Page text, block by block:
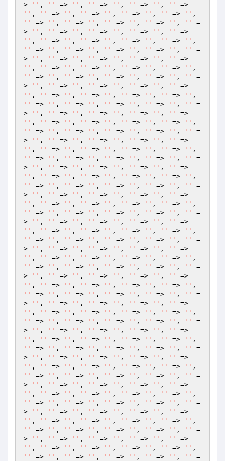
>
'' , '' => '' , '' => '' , '' => '' , ''
'' , '' => '' , '' => '' , '' => '' , '' => ''
''
=> '' , '' => '' , '' => '' , '' => '' , ''
=
>
'' , '' => '' , '' => '' , '' => '' , ''
'' , '' => '' , '' => '' , '' => '' , '' => ''
''
=> '' , '' => '' , '' => '' , '' => '' , ''
=
>
'' , '' => '' , '' => '' , '' => '' , ''
'' , '' => '' , '' => '' , '' => '' , '' => ''
''
=> '' , '' => '' , '' => '' , '' => '' , ''
=
>
'' , '' => '' , '' => '' , '' => '' , ''
'' , '' => '' , '' => '' , '' => '' , '' => ''
''
=> '' , '' => '' , '' => '' , '' => '' , ''
=
>
'' , '' => '' , '' => '' , '' => '' , ''
'' , '' => '' , '' => '' , '' => '' , '' => ''
''
=> '' , '' => '' , '' => '' , '' => '' , ''
=
>
'' , '' => '' , '' => '' , '' => '' , ''
'' , '' => '' , '' => '' , '' => '' , '' => ''
''
=> '' , '' => '' , '' => '' , '' => '' , ''
=
>
'' , '' => '' , '' => '' , '' => '' , ''
'' , '' => '' , '' => '' , '' => '' , '' => ''
''
=> '' , '' => '' , '' => '' , '' => '' , ''
=
>
'' , '' => '' , '' => '' , '' => '' , ''
'' , '' => '' , '' => '' , '' => '' , '' => ''
''
=> '' , '' => '' , '' => '' , '' => '' , ''
=
>
'' , '' => '' , '' => '' , '' => '' , ''
'' , '' => '' , '' => '' , '' => '' , '' => ''
''
=> '' , '' => '' , '' => '' , '' => '' , ''
=
>
'' , '' => '' , '' => '' , '' => '' , ''
'' , '' => '' , '' => '' , '' => '' , '' => ''
''
=> '' , '' => '' , '' => '' , '' => '' , ''
=
>
'' , '' => '' , '' => '' , '' => '' , ''
'' , '' => '' , '' => '' , '' => '' , '' => ''
''
=> '' , '' => '' , '' => '' , '' => '' , ''
=
>
'' , '' => '' , '' => '' , '' => '' , ''
'' , '' => '' , '' => '' , '' => '' , '' => ''
''
=> '' , '' => '' , '' => '' , '' => '' , ''
=
>
'' , '' => '' , '' => '' , '' => '' , ''
'' , '' => '' , '' => '' , '' => '' , '' => ''
''
=> '' , '' => '' , '' => '' , '' => '' , ''
=
>
'' , '' => '' , '' => '' , '' => '' , ''
'' , '' => '' , '' => '' , '' => '' , '' => ''
''
=> '' , '' => '' , '' => '' , '' => '' , ''
=
>
'' , '' => '' , '' => '' , '' => '' , ''
'' , '' => '' , '' => '' , '' => '' , '' => ''
''
=> '' , '' => '' , '' => '' , '' => '' , ''
=
>
'' , '' => '' , '' => '' , '' => '' , ''
'' , '' => '' , '' => '' , '' => '' , '' => ''
''
=> '' , '' => '' , '' => '' , '' => '' , ''
=
>
'' , '' => '' , '' => '' , '' => '' , ''
'' , '' => '' , '' => '' , '' => '' , '' => ''
''
=> '' , '' => '' , '' => '' , '' => '' , ''
=